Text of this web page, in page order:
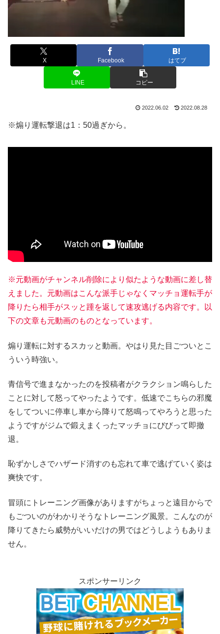
X Facebook はてブ
LINE コピー
2022.06.02 2022.08.28
※煽り運転撃退は1：50過ぎから。
※元動画がチャンネル削除により似たような動画に差し替
えました。元動画はこんな派手じゃなくマッチョ運転手が
降りたら相手がスッと 踵を返して速攻逃げる内容です。以
下の文章も元動画のものとなっています。
煽り運転に対するスカッと動画。やはり見た目ごついとこ
ういう時強い。
青信号で進まなかったのを投稿者がクラクション鳴らした
ことに対して怒ってやったようです。低速でこちらの邪魔
をしてついに停車し車から降りて怒鳴ってやろうと思った
ようですがジムで鍛えまくったマッチョにびびって即撤
退。
恥ずかしさでハザード消すのも忘れて車で逃げていく姿は
爽快です。
冒頭にトレーニング画像がありますがちょっと遠目からで
もごついのがわかりそうなトレーニング風景。こんなのが
降りてきたら威勢がいいだけの男ではどうしようもありま
せん。
スポンサーリンク